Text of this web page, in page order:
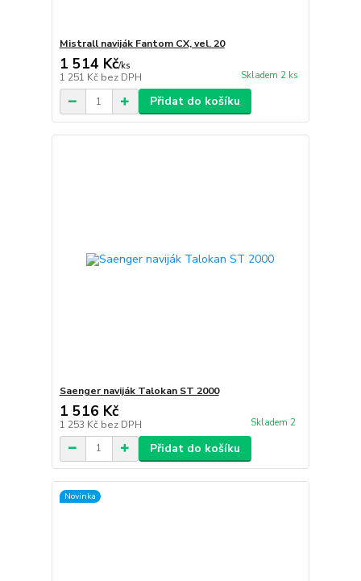
Mistrall naviják Fantom CX, vel. 20
1 514 Kč/ks
1 251 Kč bez DPH Skladem 2 ks
Přidat do košíku
Saenger naviják Talokan ST 2000
1 516 Kč
1 253 Kč bez DPH Skladem 2
Přidat do košíku
Novinka